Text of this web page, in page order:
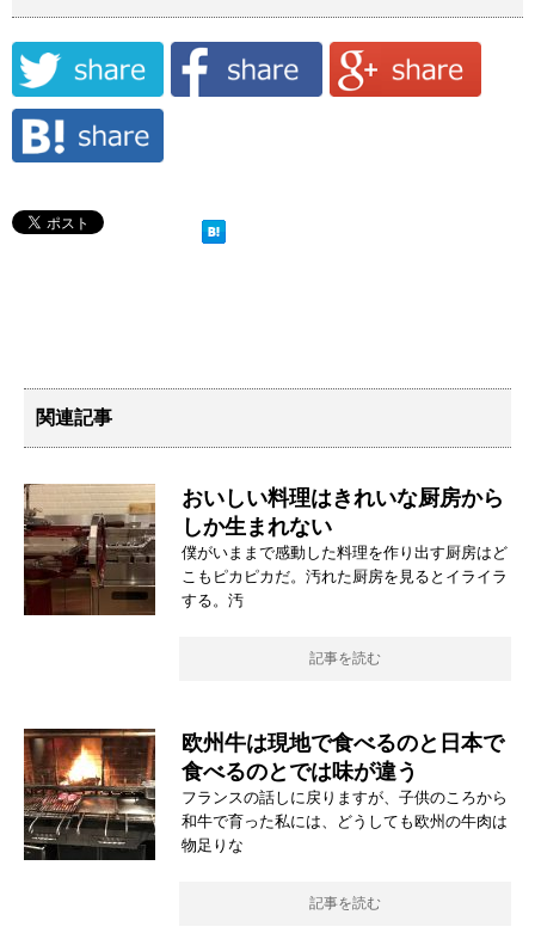
関連記事
おいしい料理はきれいな厨房から
しか生まれない
僕がいままで感動した料理を作り出す厨房はど
こもピカピカだ。汚れた厨房を見るとイライラ
する。汚
記事を読む
欧州牛は現地で食べるのと日本で
食べるのとでは味が違う
フランスの話しに戻りますが、子供のころから
和牛で育った私には、どうしても欧州の牛肉は
物足りな
記事を読む